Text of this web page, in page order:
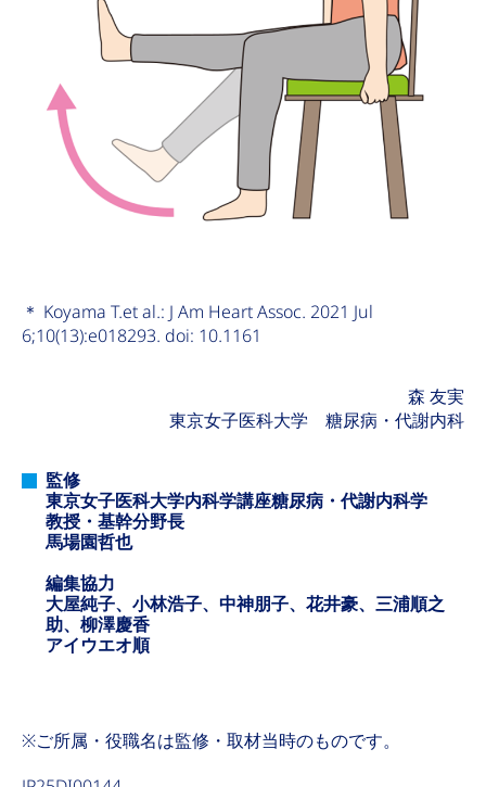
＊ Koyama T.et al.: J Am Heart Assoc. 2021 Jul
6;10(13):e018293. doi: 10.1161
森 友実
東京女子医科大学 糖尿病・代謝内科
監修
東京女子医科大学内科学講座糖尿病・代謝内科学
教授・基幹分野長
馬場園哲也
編集協力
大屋純子、小林浩子、中神朋子、花井豪、三浦順之
助、柳澤慶香
アイウエオ順
※ご所属・役職名は監修・取材当時のものです。